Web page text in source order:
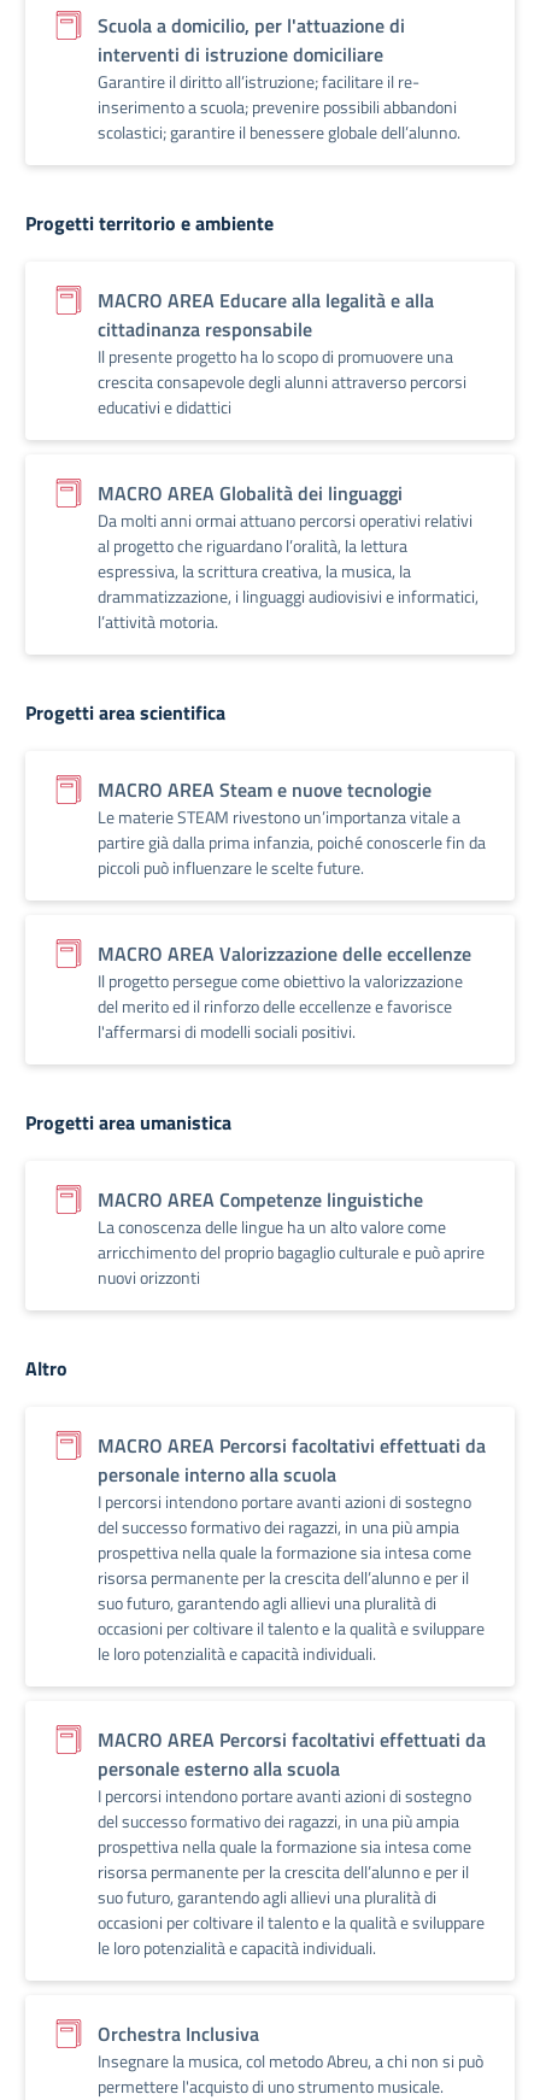
Scuola a domicilio, per l'attuazione di
interventi di istruzione domiciliare
Garantire il diritto all’istruzione; facilitare il re-
inserimento a scuola; prevenire possibili abbandoni
scolastici; garantire il benessere globale dell’alunno.
Progetti territorio e ambiente
MACRO AREA Educare alla legalità e alla
cittadinanza responsabile
Il presente progetto ha lo scopo di promuovere una
crescita consapevole degli alunni attraverso percorsi
educativi e didattici
MACRO AREA Globalità dei linguaggi
Da molti anni ormai attuano percorsi operativi relativi
al progetto che riguardano l’oralità, la lettura
espressiva, la scrittura creativa, la musica, la
drammatizzazione, i linguaggi audiovisivi e informatici,
l’attività motoria.
Progetti area scientifica
MACRO AREA Steam e nuove tecnologie
Le materie STEAM rivestono un’importanza vitale a
partire già dalla prima infanzia, poiché conoscerle fin da
piccoli può influenzare le scelte future.
MACRO AREA Valorizzazione delle eccellenze
Il progetto persegue come obiettivo la valorizzazione
del merito ed il rinforzo delle eccellenze e favorisce
l'affermarsi di modelli sociali positivi.
Progetti area umanistica
MACRO AREA Competenze linguistiche
La conoscenza delle lingue ha un alto valore come
arricchimento del proprio bagaglio culturale e può aprire
nuovi orizzonti
Altro
MACRO AREA Percorsi facoltativi effettuati da
personale interno alla scuola
I percorsi intendono portare avanti azioni di sostegno
del successo formativo dei ragazzi, in una più ampia
prospettiva nella quale la formazione sia intesa come
risorsa permanente per la crescita dell’alunno e per il
suo futuro, garantendo agli allievi una pluralità di
occasioni per coltivare il talento e la qualità e sviluppare
le loro potenzialità e capacità individuali.
MACRO AREA Percorsi facoltativi effettuati da
personale esterno alla scuola
I percorsi intendono portare avanti azioni di sostegno
del successo formativo dei ragazzi, in una più ampia
prospettiva nella quale la formazione sia intesa come
risorsa permanente per la crescita dell’alunno e per il
suo futuro, garantendo agli allievi una pluralità di
occasioni per coltivare il talento e la qualità e sviluppare
le loro potenzialità e capacità individuali.
Orchestra Inclusiva
Insegnare la musica, col metodo Abreu, a chi non si può
permettere l'acquisto di uno strumento musicale.